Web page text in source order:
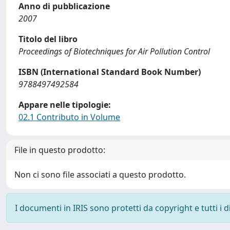
Anno di pubblicazione
2007
Titolo del libro
Proceedings of Biotechniques for Air Pollution Control
ISBN (International Standard Book Number)
9788497492584
Appare nelle tipologie:
02.1 Contributo in Volume
File in questo prodotto:
Non ci sono file associati a questo prodotto.
I documenti in IRIS sono protetti da copyright e tutti i